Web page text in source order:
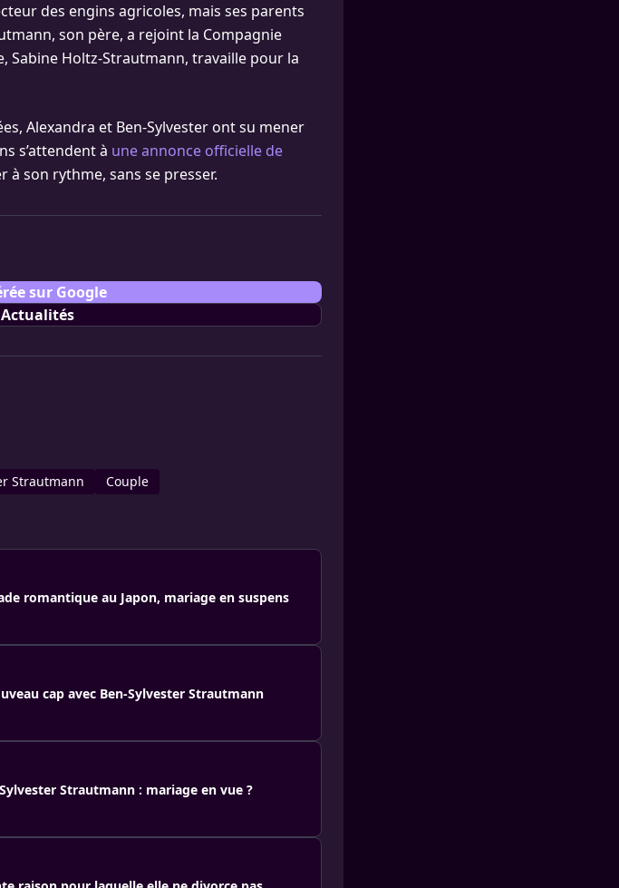
des engins agricoles, mais ses parents
son père, a rejoint la Compagnie
Sabine Holtz-Strautmann, travaille pour la
Alexandra et Ben-Sylvester ont su mener
s’attendent à une annonce officielle de
à son rythme, sans se presser.
sur Google
Strautmann Couple
romantique au Japon, mariage en suspens
cap avec Ben-Sylvester Strautmann
Strautmann : mariage en vue ?